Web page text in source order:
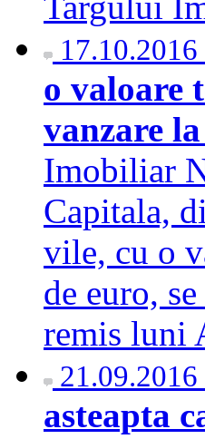
17.10.2016
o valoare
vanzare
Imobiliar
Capitala,
vile, cu o
de euro,
remis luni
21.09.2016
asteapta